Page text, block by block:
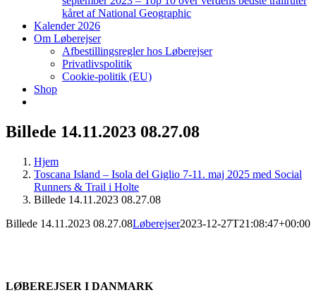
kåret af National Geographic
Kalender 2026
Om Løberejser
Afbestillingsregler hos Løberejser
Privatlivspolitik
Cookie-politik (EU)
Shop
Billede 14.11.2023 08.27.08
Hjem
Toscana Island – Isola del Giglio 7-11. maj 2025 med Social
Runners & Trail i Holte
Billede 14.11.2023 08.27.08
Billede 14.11.2023 08.27.08Løberejser2023-12-27T21:08:47+00:00
LØBEREJSER I DANMARK